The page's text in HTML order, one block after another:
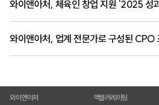
와이앤아처 액셀러레이팅